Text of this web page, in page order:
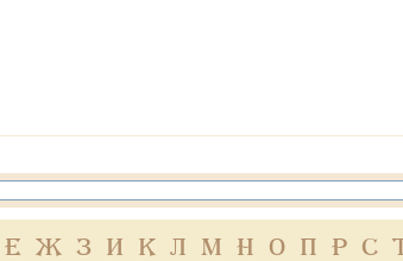
Е Ж З И К Л М Н О П Р С